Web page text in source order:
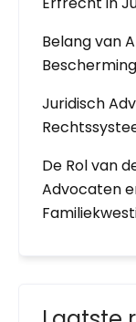
Belang van
Juridisch
De Rol van
Advocaten